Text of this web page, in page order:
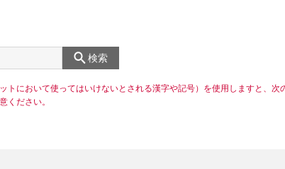
検索
トにおいて使ってはいけないとされる漢字や記号）を使用しますと、次
ください。